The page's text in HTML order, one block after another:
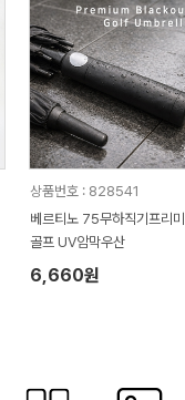
상품번호 : 828541
베르티노 75무하직기프리
골프 UV암막우산
6,660원